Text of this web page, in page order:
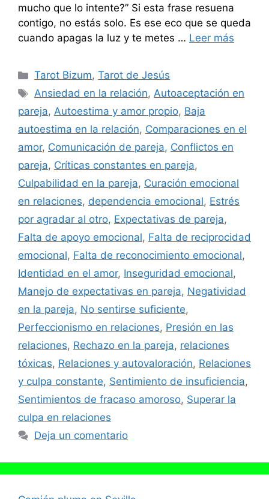
mucho que lo intente?” Si esta frase resuena
contigo, no estás solo. Es ese eco que se queda
cuando apagas la luz y te metes … Leer más
Categorías
Tarot Bizum,Tarot de Jesús
Etiquetas
Ansiedad en la relación,Autoaceptación en
pareja, Autoestima y amor propio, Baja
autoestima en la relación, Comparaciones en el
amor, Comunicación de pareja, Conflictos en
pareja, Críticas constantes en pareja,
Culpabilidad en la pareja, Curación emocional
en relaciones, dependencia emocional, Estrés
por agradar al otro, Expectativas de pareja,
Falta de apoyo emocional, Falta de reciprocidad
emocional, Falta de reconocimiento emocional,
Identidad en el amor, Inseguridad emocional,
Manejo de expectativas en pareja, Negatividad
en la pareja, No sentirse suficiente,
Perfeccionismo en relaciones, Presión en las
relaciones, Rechazo en la pareja, relaciones
tóxicas, Relaciones y autovaloración, Relaciones
y culpa constante, Sentimiento de insuficiencia,
Sentimientos de fracaso amoroso, Superar la
culpa en relaciones
Deja un comentario